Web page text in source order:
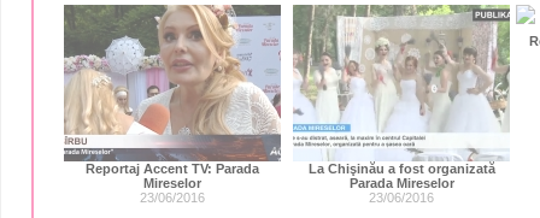
Reportaj Accent TV: Parada
Mireselor
23/06/2016
La Chişinău a fost organizată
Parada Mireselor
23/06/2016